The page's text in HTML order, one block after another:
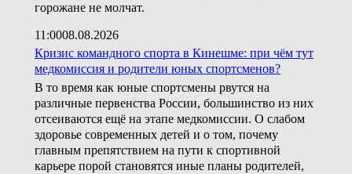
горожане не молчат.
11:0008.08.2026
Кризис командного спорта в Кинешме: при чём тут
медкомиссия и родители юных спортсменов?
В то время как юные спортсмены рвутся на
различные первенства России, большинство из них
отсеиваются ещё на этапе медкомиссии. О слабом
здоровье современных детей и о том, почему
главным препятствием на пути к спортивной
карьере порой становятся иные планы родителей,